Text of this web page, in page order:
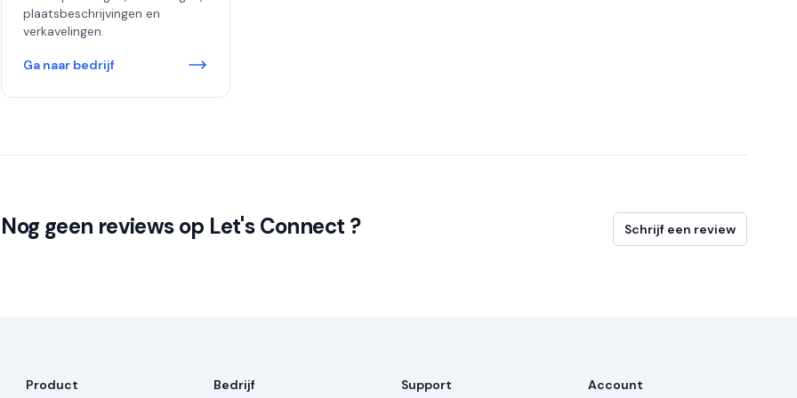
plaatsbeschrijvingen en
verkavelingen.
Ga naar bedrijf
Nog geen reviews op Let's Connect ? Schrijf een review
Product Bedrijf Support Account